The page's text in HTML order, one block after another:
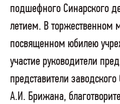
подшефного Синарского
летием. В торжественном
посвященном юбилею
участие руководители
представители
А.И. Брижана,